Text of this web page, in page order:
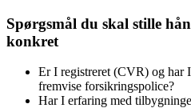
Spørgsmål du skal stille
konkret
Er I registreret (CVR) og har
fremvise forsikringspolice?
Har I erfaring med